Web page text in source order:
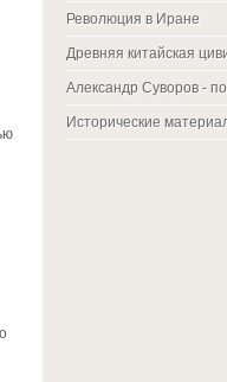
Революция в Иране
Древняя китайская
Александр Суворов -
Исторические